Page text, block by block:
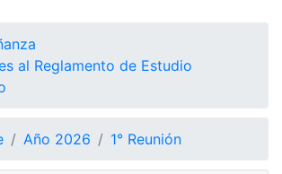
al Reglamento de Estudio
Año 2026 1° Reunión